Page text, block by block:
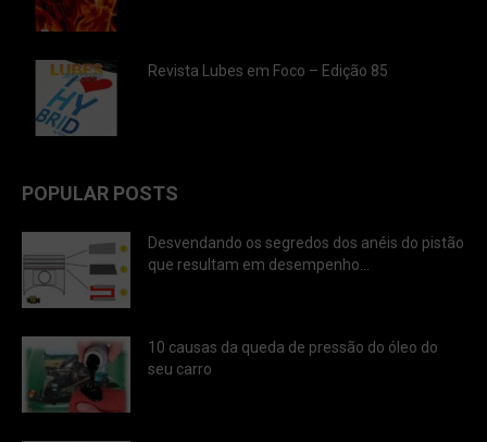
Revista Lubes em Foco – Edição 85
POPULAR POSTS
Desvendando os segredos dos anéis do pistão
que resultam em desempenho...
10 causas da queda de pressão do óleo do
seu carro